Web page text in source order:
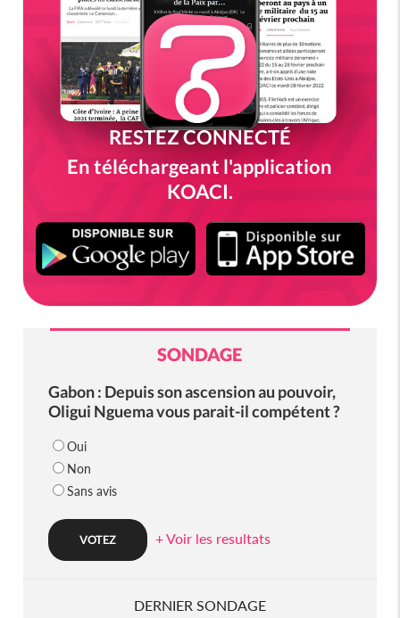
RESTEZ CONNECTÉ
En téléchargeant l'application
KOACI.
SONDAGE
Gabon : Depuis son ascension au pouvoir,
Oligui Nguema vous parait-il compétent ?
Oui
Non
Sans avis
+ Voir les resultats
DERNIER SONDAGE